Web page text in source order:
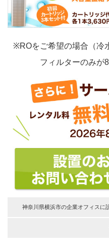
※ROをご希望の場合（冷
フィルターのみが
神奈川県横浜市の企業オフィスに